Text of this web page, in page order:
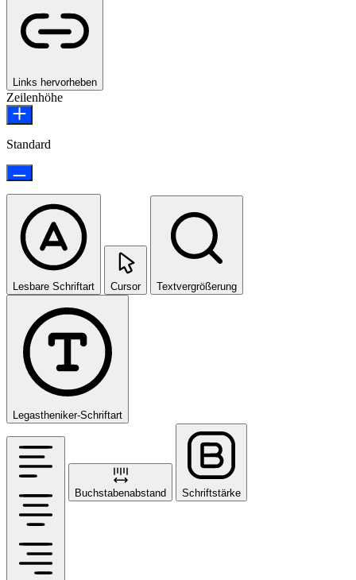
Links hervorheben
Zeilenhöhe
Standard
Lesbare Schriftart Cursor Textvergrößerung
Legastheniker-Schriftart
Buchstabenabstand Schriftstärke